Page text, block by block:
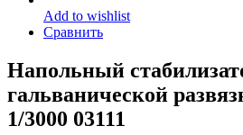
Add to wishlist
Сравнить
Напольный
гальванической
1/3000 03111